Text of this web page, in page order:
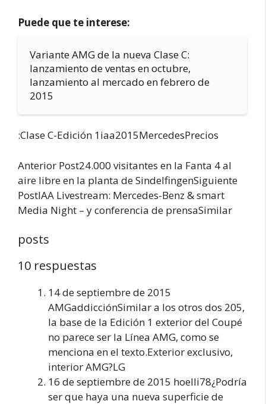
Puede que te interese:
Variante AMG de la nueva Clase C:
lanzamiento de ventas en octubre,
lanzamiento al mercado en febrero de
2015
:Clase C-Edición 1iaa2015MercedesPrecios
Anterior Post24.000 visitantes en la Fanta 4 al
aire libre en la planta de SindelfingenSiguiente
PostIAA Livestream: Mercedes-Benz & smart
Media Night – y conferencia de prensaSimilar
posts
10 respuestas
14 de septiembre de 2015
AMGaddicciónSimilar a los otros dos 205,
la base de la Edición 1 exterior del Coupé
no parece ser la Línea AMG, como se
menciona en el texto.Exterior exclusivo,
interior AMG?LG
16 de septiembre de 2015 hoelli78¿Podría
ser que haya una nueva superficie de